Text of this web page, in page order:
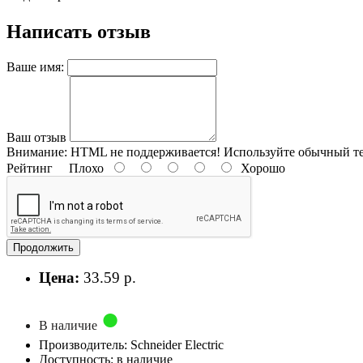
Написать отзыв
Ваше имя:
Ваш отзыв
Внимание: HTML не поддерживается! Используйте обычный
Рейтинг Плохо Хорошо
Продолжить
Цена: 33.59 р.
В наличие
Производитель: Schneider Electric
Доступность: в наличие